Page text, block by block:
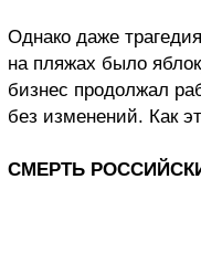
Однако даже
на пляжах было
бизнес продолжал
без изменений. Как
СМЕРТЬ